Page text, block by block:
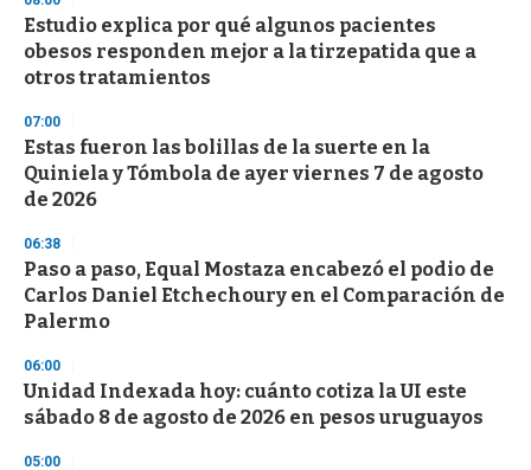
d
s
o
f
3
s
e
c
o
n
Estudio explica por qué algunos pacientes
obesos responden mejor a la tirzepatida que a
otros tratamientos
07:00
Estas fueron las bolillas de la suerte en la
Quiniela y Tómbola de ayer viernes 7 de agosto
de 2026
06:38
Paso a paso, Equal Mostaza encabezó el podio de
Carlos Daniel Etchechoury en el Comparación de
Palermo
06:00
Unidad Indexada hoy: cuánto cotiza la UI este
sábado 8 de agosto de 2026 en pesos uruguayos
05:00